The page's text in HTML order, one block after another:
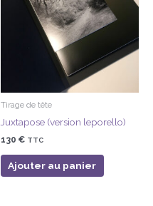
Tirage de tête
Juxtapose (version leporello)
130 € TTC
Ajouter au panier